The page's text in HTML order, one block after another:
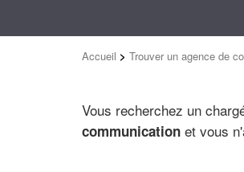
Accueil > Trouver un agence de
Vous recherchez un
communication et vous